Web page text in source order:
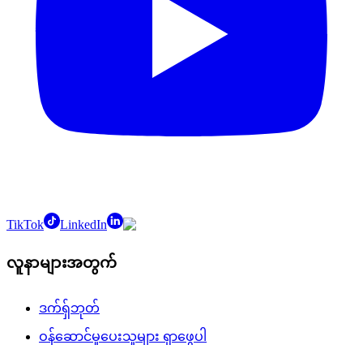
TikTok LinkedIn
လူနာများအတွက်
ဒက်ရှ်ဘုတ်
ဝန်ဆောင်မှုပေးသူများ ရှာဖွေပါ